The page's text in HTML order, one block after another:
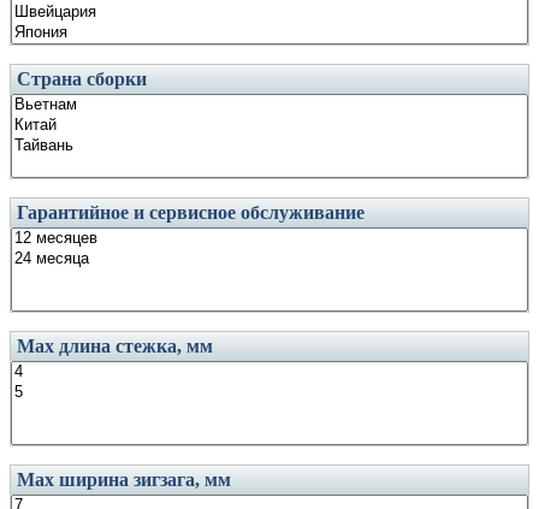
Страна сборки
Гарантийное и сервисное обслуживание
Маx длина стежка, мм
Маx ширина зигзага, мм